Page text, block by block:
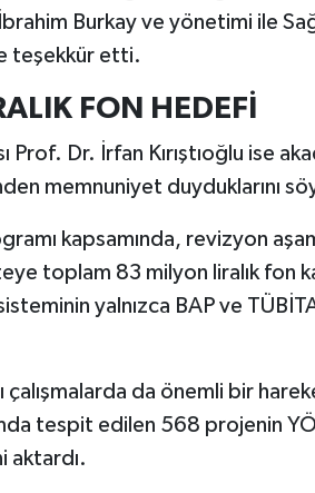
İbrahim Burkay ve yönetimi ile
teşekkür etti.
FON HEDEFİ
Prof. Dr. İrfan Kırıştıoğlu ise
memnuniyet duyduklarını
kapsamında, revizyon
toplam 83 milyon liralık fon
yalnızca BAP ve
çalışmalarda da önemli bir
tespit edilen 568 projenin
aktardı.